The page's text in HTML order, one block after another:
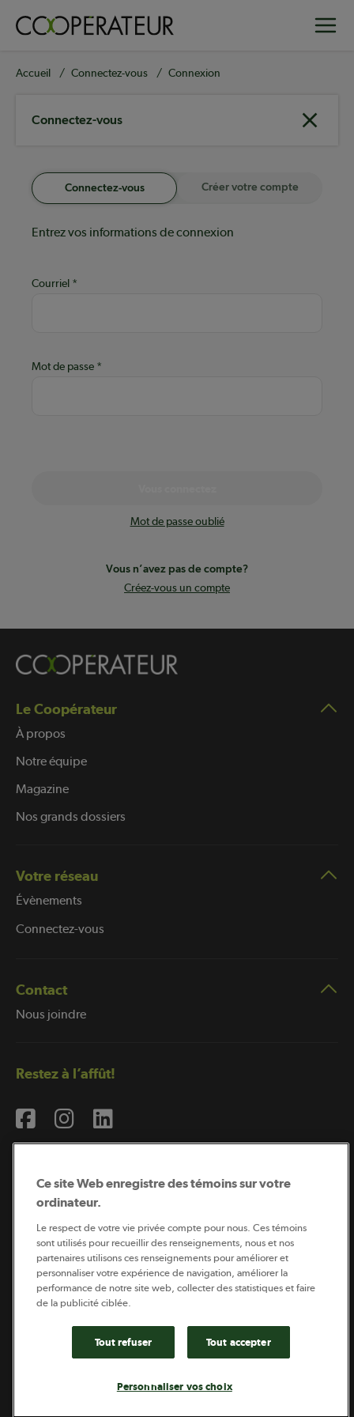
principal
Fil
Accueil Connectez-vous Connexion
Connectez-vous
Connectez-vous Créer votre compte
Entrez vos informations de connexion
Courriel
Mot de passe
Mot de passe oublié
Vous n’avez pas de compte?
Créez-vous un compte
Le Coopérateur
À propos
Notre équipe
Magazine
Nos grands dossiers
Votre réseau
Évènements
Connectez-vous
Contact
Nous joindre
Restez à l’affût!
Coopérateur est publié par Sollio Groupe Coopératif.
Il est l’outil d’information de la coopération agricole
québécoise.
Ce site Web enregistre des témoins sur votre
ordinateur.
Le respect de votre vie privée compte pour nous. Ces témoins
sont utilisés pour recueillir des renseignements, nous et nos
partenaires utilisons ces renseignements pour améliorer et
personnaliser votre expérience de navigation, améliorer la
performance de notre site web, collecter des statistiques et faire
de la publicité ciblée.
Tout refuser Tout accepter
Personnaliser vos choix